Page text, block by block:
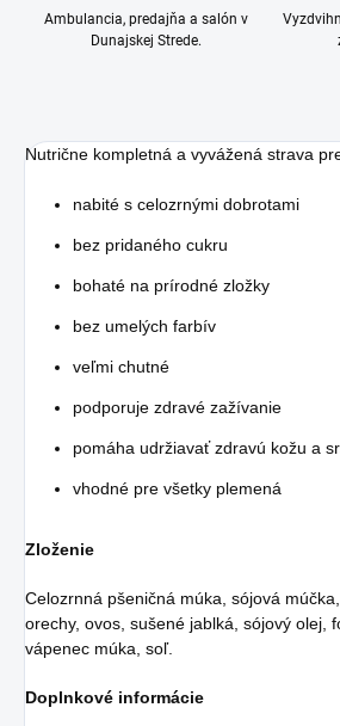
Ambulancia, predajňa a salón v
Dunajskej Strede.
Nutrične kompletná a vyvážená strava
nabité s celozrnými dobrotami
bez pridaného cukru
bohaté na prírodné zložky
bez umelých farbív
veľmi chutné
podporuje zdravé zažívanie
pomáha udržiavať zdravú kožu a
vhodné pre všetky plemená
Zloženie
Celozrnná pšeničná múka, sójová
orechy, ovos, sušené jablká, sójový olej,
vápenec múka, soľ.
Doplnkové informácie